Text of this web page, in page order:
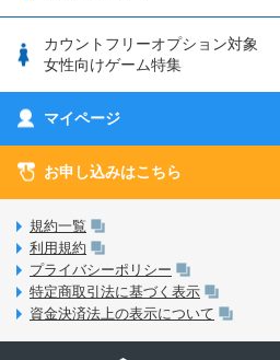
フィルタリングアプリ
5G回線オプションについて
LINE年齢認証について
LinksStoreについて
釣り★スタ
ウマスクについて
動作確認済み端末一覧
nanoSIM･microSIM･通常SIMの初
eSIMの初期設定方法
MVNOのギモンを解消！
3Dセキュアについて
未成年者の方のご契約
通信制限について
はじめてガイド
SIMサービスについて
SIMロック解除ガイド
LinksMateのサービスについて
LPについて
おすすめプラン
カウントフリーオプション対象
女性向けゲーム特集
刀剣乱舞-ONLINE- Pocket
あんさんぶるスターズ！！Music
マイページ
お申し込みはこちら
規約一覧
利用規約
プライバシーポリシー
特定商取引法に基づく表示
資金決済法上の表示について